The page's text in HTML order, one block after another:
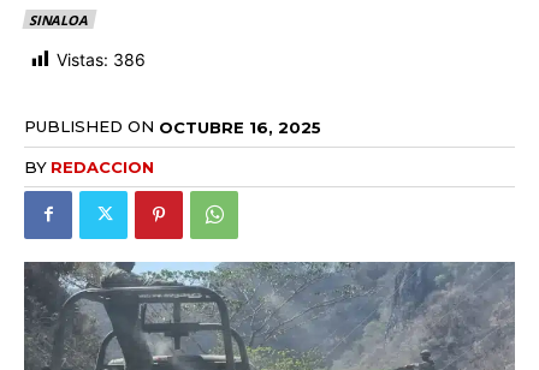
SINALOA
Vistas: 386
PUBLISHED ON OCTUBRE 16, 2025
BY REDACCION